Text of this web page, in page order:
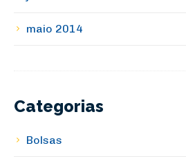
maio 2014
Categorias
Bolsas